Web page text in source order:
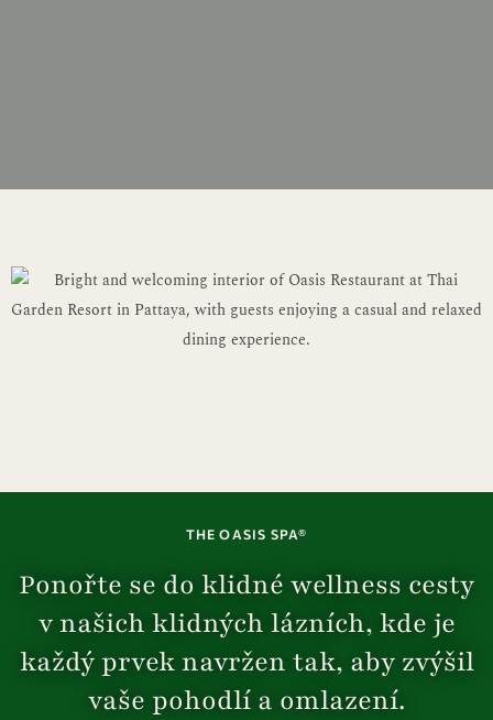
THE OASIS SPA®
Ponořte se do klidné wellness cesty
v našich klidných lázních, kde je
každý prvek navržen tak, aby zvýšil
vaše pohodlí a omlazení.